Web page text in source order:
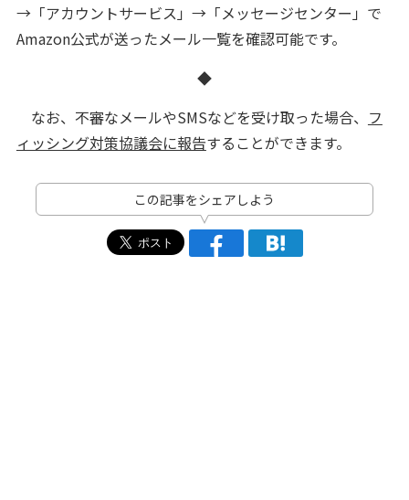
→「アカウントサービス」→「メッセージセンター」で
Amazon公式が送ったメール一覧を確認可能です。
◆
なお、不審なメールやSMSなどを受け取った場合、 フ
ィッシング対策協議会に報告することができます。
この記事をシェアしよう